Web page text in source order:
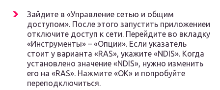
Зайдите в «Управление сетью и общим
доступом». После этого запустить приложениеи
отключите доступ к сети. Перейдите во вкладку
«Инструменты» – «Опции». Если указатель
стоит у варианта «RAS», укажите «NDIS». Когда
установлено значение «NDIS», нужно изменить
его на «RAS». Нажмите «ОК» и попробуйте
переподключиться.